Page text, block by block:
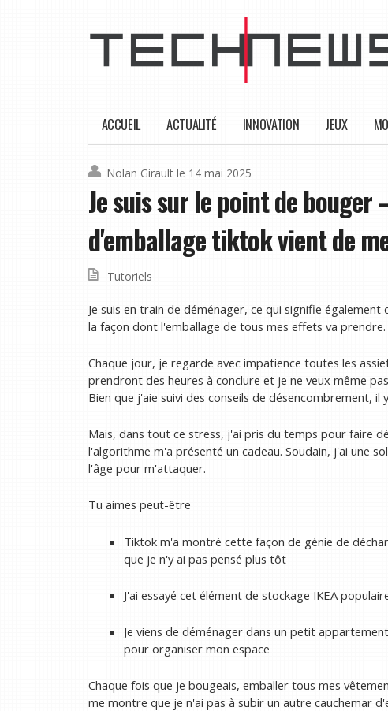
ACCUEIL ACTUALITÉ INNOVATION JEUX
Nolan Girault le 14 mai 2025
Je suis sur le point de bouger
d'emballage tiktok vient de
Tutoriels
Je suis en train de déménager, ce qui signifie
la façon dont l'emballage de tous mes effets va prendre.
Chaque jour, je regarde avec impatience toutes les
prendront des heures à conclure et je ne veux même
Bien que j'aie suivi des conseils de désencombrement,
Mais, dans tout ce stress, j'ai pris du temps pour faire
l'algorithme m'a présenté un cadeau. Soudain, j'ai une
l'âge pour m'attaquer.
Tu aimes peut-être
Tiktok m'a montré cette façon de génie de
que je n'y ai pas pensé plus tôt
J'ai essayé cet élément de stockage IKEA
Je viens de déménager dans un petit
pour organiser mon espace
Chaque fois que je bougeais, emballer tous mes
me montre que je n'ai pas à subir un autre cauchemar